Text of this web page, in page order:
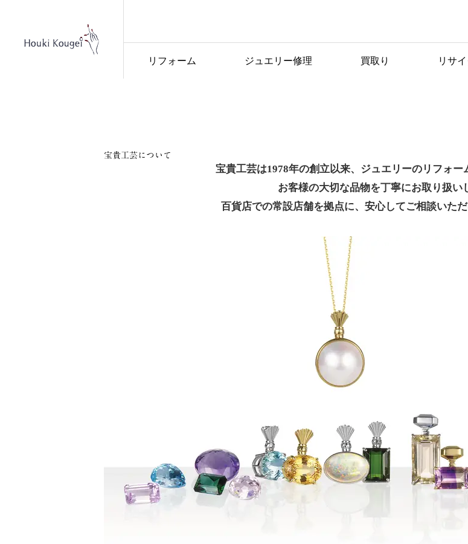
リフォーム ジュエリー修理 買取り リサ
宝貴工芸に
宝貴工芸について
宝貴工芸は1978年の創立以来、ジュエリーのリフォー
お客様の大切な品物を丁寧にお取り扱い
百貨店での常設店舗を拠点に、安心してご相談いた